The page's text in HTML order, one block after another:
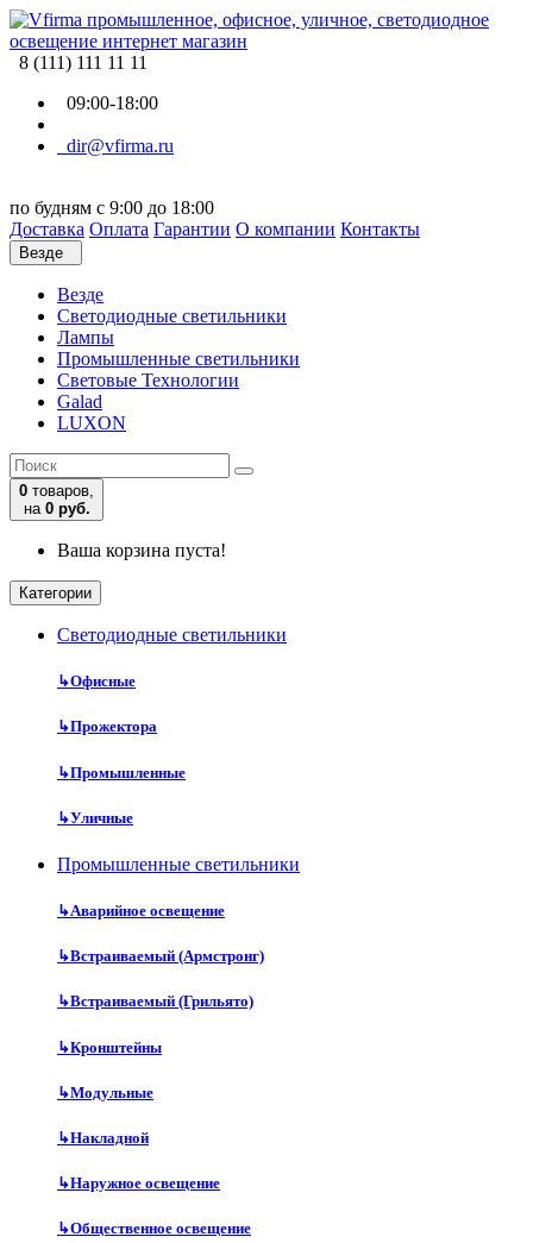
8 (111) 111 11 11
09:00-18:00
dir@vfirma.ru
по будням с 9:00 до 18:00
Доставка Оплата Гарантии О компании Контакты
Везде
Везде
Cветодиодные светильники
Лампы
Промышленные светильники
Световые Технологии
Galad
LUXON
0 товаров,
на 0 руб.
Ваша корзина пуста!
Категории
Cветодиодные светильники
↳Офисные
↳Прожектора
↳Промышленные
↳Уличные
Промышленные светильники
↳Аварийное освещение
↳Встраиваемый (Армстронг)
↳Встраиваемый (Грильято)
↳Кронштейны
↳Модульные
↳Накладной
↳Наружное освещение
↳Общественное освещение